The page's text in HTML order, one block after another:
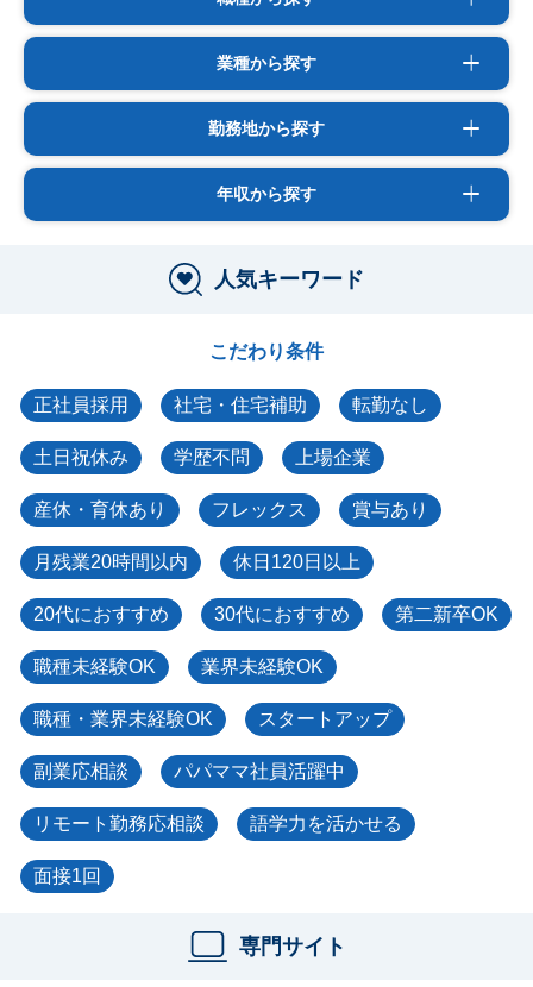
業種から探す
勤務地から探す
年収から探す
人気キーワード
こだわり条件
正社員採用 社宅・住宅補助 転勤なし
土日祝休み 学歴不問 上場企業
産休・育休あり フレックス 賞与あり
月残業20時間以内 休日120日以上
20代におすすめ 30代におすすめ 第二新卒OK
職種未経験OK 業界未経験OK
職種・業界未経験OK スタートアップ
副業応相談 パパママ社員活躍中
リモート勤務応相談 語学力を活かせる
面接1回
専門サイト